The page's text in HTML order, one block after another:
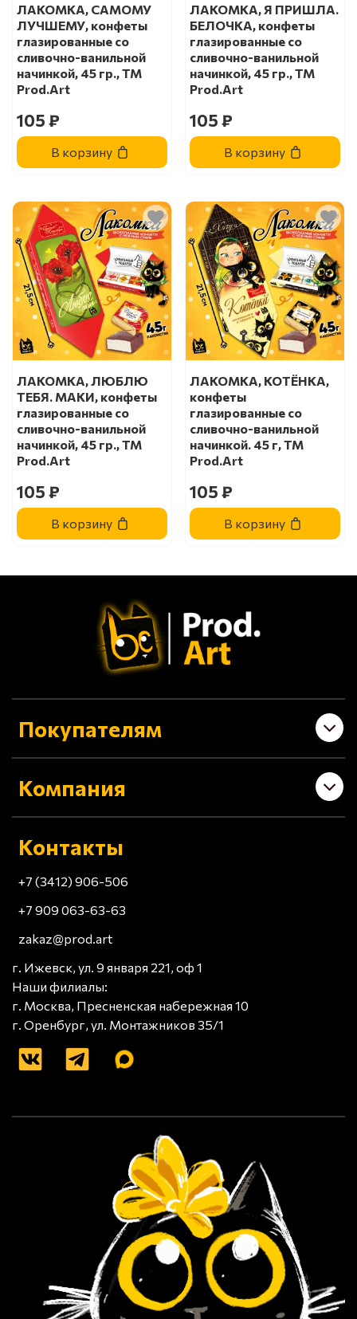
ЛАКОМКА, САМОМУ
ЛУЧШЕМУ, конфеты
глазированные со
сливочно-ванильной
начинкой, 45 гр., TM
Prod.Art
105 ₽
В корзину
ЛАКОМКА, Я ПРИШЛА.
БЕЛОЧКА, конфеты
глазированные со
сливочно-ванильной
начинкой, 45 гр., TM
Prod.Art
105 ₽
В корзину
ЛАКОМКА, ЛЮБЛЮ
ТЕБЯ. МАКИ, конфеты
глазированные со
сливочно-ванильной
начинкой, 45 гр., TM
Prod.Art
105 ₽
В корзину
ЛАКОМКА, КОТЁНКА,
конфеты
глазированные со
сливочно-ванильной
начинкой. 45 г, TM
Prod.Art
105 ₽
В корзину
Покупателям
Компания
Контакты
+7 (3412) 906-506
+7 909 063-63-63
zakaz@prod.art
г. Ижевск, ул. 9 января 221, оф 1
Наши филиалы:
г. Москва, Пресненская набережная 10
г. Оренбург, ул. Монтажников 35/1